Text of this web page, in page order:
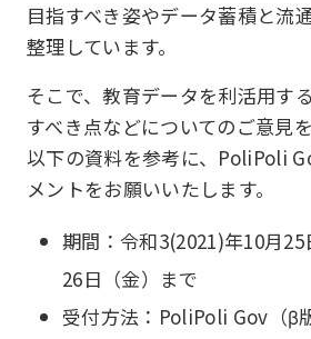
目指すべき姿やデータ蓄積と流
整理しています。
そこで、教育データを利活用す
すべき点などについてのご意見
以下の資料を参考に、PoliPoli
メントをお願いいたします。
期間：令和3(2021)年10月25
26日（金）まで
受付方法：PoliPoli Gov（β